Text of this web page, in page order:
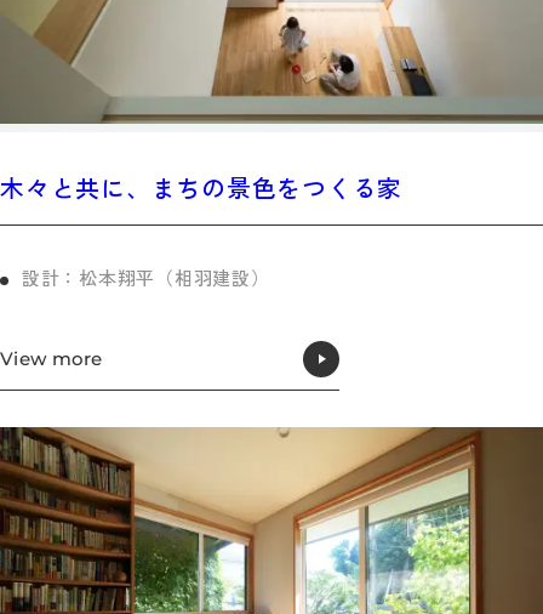
木々と共に、まちの景色をつくる家
設計：松本翔平（相羽建設）
View more